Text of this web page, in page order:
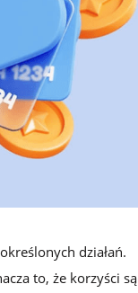
działań.
to, że korzyści są